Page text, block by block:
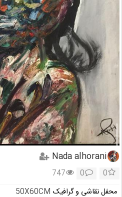
Nada alhorani
0
0
747
محفل نقاشی و گرافیک 50X60CM